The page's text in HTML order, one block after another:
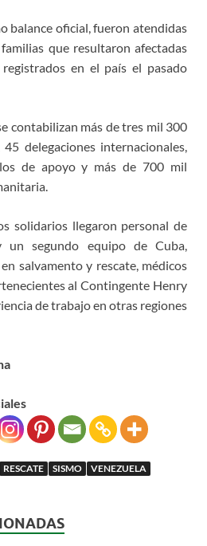
balance oficial, fueron atendidas
que resultaron afectadas
en el país el pasado
contabilizan más de tres mil 300
delegaciones internacionales,
de apoyo y más de 700 mil
solidarios llegaron personal de
un segundo equipo de Cuba,
salvamento y rescate, médicos
al Contingente Henry
de trabajo en otras regiones
RESCATE SISMO VENEZUELA